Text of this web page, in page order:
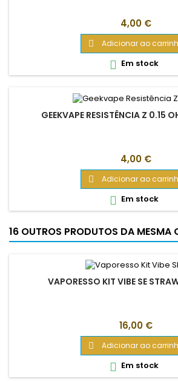
Preço
4,00 €
 Adicionar ao
 Em stock
GEEKVAPE RESISTÊNCIA Z 0.15
Preço
4,00 €
 Adicionar ao
 Em stock
16 OUTROS PRODUTOS DA MESMA
VAPORESSO KIT VIBE SE
Preço
16,00 €
 Adicionar ao
 Em stock